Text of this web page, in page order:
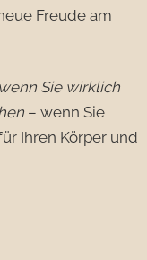
Freude am
Sie wirklich
– wenn Sie
Ihren Körper und